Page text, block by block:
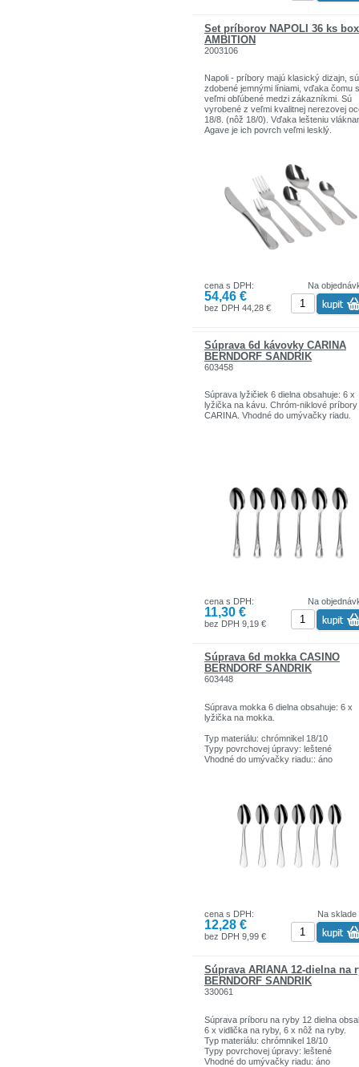
ľahko udržiavať v perfektnom stave
Set príborov NAPOLI 36 ks box
AMBITION
2003106
Napoli - príbory majú klasický dizajn, sú
zdobené jemnými líniami, vďaka čomu
veľmi obľúbené medzi zákazníkmi. Sú
vyrobené z veľmi kvalitnej nerezovej
18/8. (nôž 18/0). Vďaka lešteniu
Agave je ich povrch veľmi lesklý.
lyžička 13,7 cm6 x kávová lyžička 12
dezertná vidlička 13,5 cm
Na
cena s DPH:
54,46 €
bez DPH 44,28 €
Súprava 6d kávovky CARINA
BERNDORF SANDRIK
603458
Súprava lyžičiek 6 dielna obsahuje: 6 x
lyžička na kávu. Chróm-niklové príbory
CARINA. Vhodné do umývačky riadu.
Na
cena s DPH:
11,30 €
bez DPH 9,19 €
Súprava 6d mokka CASINO
BERNDORF SANDRIK
603448
Súprava mokka 6 dielna obsahuje: 6 x
lyžička na mokka.
Typ materiálu: chrómnikel 18/10
Typy povrchovej úpravy: leštené
Vhodné do umývačky riadu:: áno
Na sklade
cena s DPH:
12,28 €
bez DPH 9,99 €
Súprava ARIANA 12-dielna na
BERNDORF SANDRIK
330061
Súprava príboru na ryby 12 dielna
6 x vidlička na ryby, 6 x nôž na ryby.
Typ materiálu: chrómnikel 18/10
Typy povrchovej úpravy: leštené
Vhodné do umývačky riadu: áno